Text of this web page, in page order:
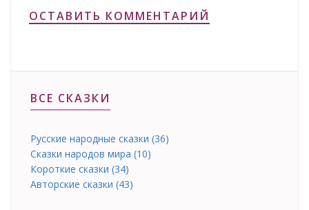
ОСТАВИТЬ КОММЕНТАРИЙ
ВСЕ СКАЗКИ
Русские народные сказки (36)
Сказки народов мира (10)
Короткие сказки (34)
Авторские сказки (43)